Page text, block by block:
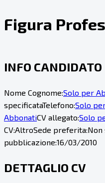
Figura
INFO CANDIDATO
Nome Cognome:Solo per
specificataTelefono:Solo
AbbonatiCV allegato:Solo
CV:AltroSede preferita:Non
pubblicazione:16/03/2010
DETTAGLIO CV